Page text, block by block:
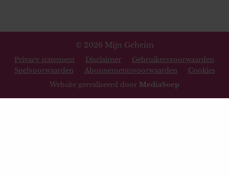
© 2026 Mijn Geheim
Privacy statement Disclaimer
Gebruikersvoorwaarden
Spelvoorwaarden
Abonnementsvoorwaarden
Cookies
Website gerealiseerd door MediaSoep